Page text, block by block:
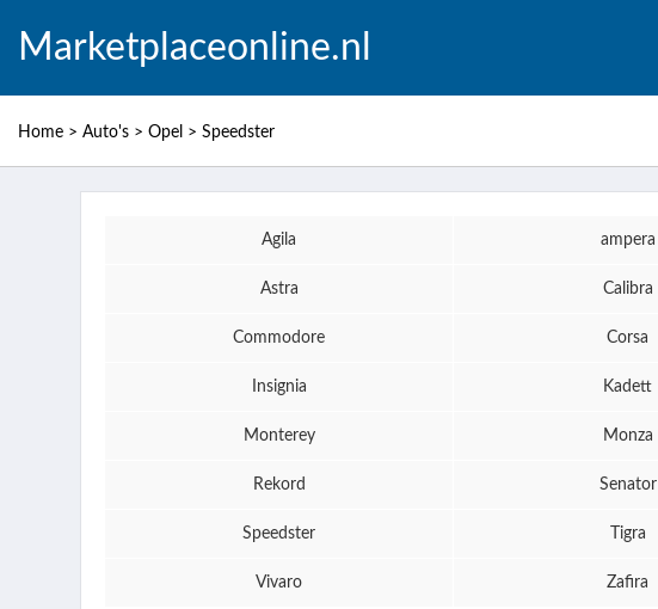
Marketplaceonline.nl
Home > Auto's > Opel > Speedster
Agila ampera
Astra Calibra
Commodore Corsa
Insignia Kadett
Monterey Monza
Rekord Senator
Speedster Tigra
Vivaro Zafira